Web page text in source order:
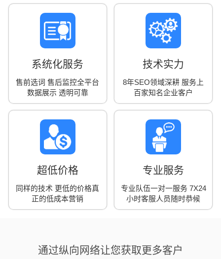
系统化服务
售前选词 售后监控全平台
数据展示 透明可靠
技术实力
8年SEO领域深耕 服务上
百家知名企业客户
超低价格
同样的技术 更低的价格真
正的低成本营销
专业服务
专业队伍一对一服务 7X24
小时客服人员随时恭候
通过纵向网络让您获取更多客户